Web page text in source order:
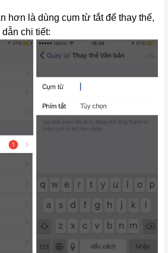
hơn là dùng cụm từ tắt để thay thế,
chi tiết: